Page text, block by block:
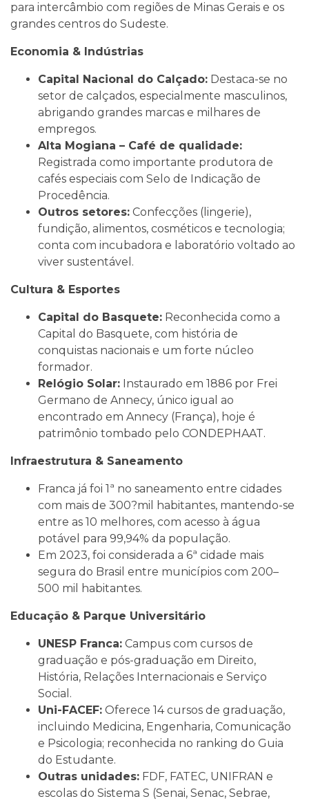
para intercâmbio com regiões de Minas Gerais e os
grandes centros do Sudeste.
Economia & Indústrias
Capital Nacional do Calçado: Destaca-se no
setor de calçados, especialmente masculinos,
abrigando grandes marcas e milhares de
empregos.
Alta Mogiana – Café de qualidade:
Registrada como importante produtora de
cafés especiais com Selo de Indicação de
Procedência.
Outros setores: Confecções (lingerie),
fundição, alimentos, cosméticos e tecnologia;
conta com incubadora e laboratório voltado ao
viver sustentável.
Cultura & Esportes
Capital do Basquete: Reconhecida como a
Capital do Basquete, com história de
conquistas nacionais e um forte núcleo
formador.
Relógio Solar: Instaurado em 1886 por Frei
Germano de Annecy, único igual ao
encontrado em Annecy (França), hoje é
patrimônio tombado pelo CONDEPHAAT.
Infraestrutura & Saneamento
Franca já foi 1ª no saneamento entre cidades
com mais de 300?mil habitantes, mantendo-se
entre as 10 melhores, com acesso à água
potável para 99,94% da população.
Em 2023, foi considerada a 6ª cidade mais
segura do Brasil entre municípios com 200–
500 mil habitantes.
Educação & Parque Universitário
UNESP Franca: Campus com cursos de
graduação e pós-graduação em Direito,
História, Relações Internacionais e Serviço
Social.
Uni-FACEF: Oferece 14 cursos de graduação,
incluindo Medicina, Engenharia, Comunicação
e Psicologia; reconhecida no ranking do Guia
do Estudante.
Outras unidades: FDF, FATEC, UNIFRAN e
escolas do Sistema S (Senai, Senac, Sebrae,